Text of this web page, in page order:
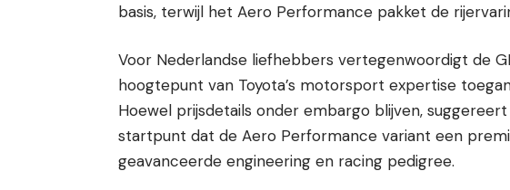
basis, terwijl het Aero Performance pakket de
Voor Nederlandse liefhebbers vertegenwoordigt de
hoogtepunt van Toyota’s motorsport expertise
Hoewel prijsdetails onder embargo blijven, suggereert
startpunt dat de Aero Performance variant een
geavanceerde engineering en racing pedigree.